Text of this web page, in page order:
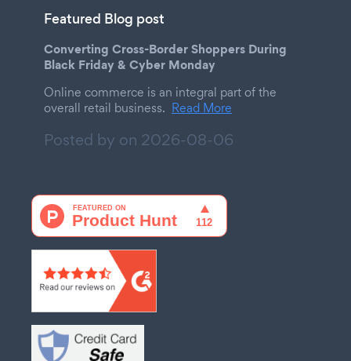
Featured Blog post
Converting Cross-Border Shoppers During
Black Friday & Cyber Monday
Online commerce is an integral part of the
overall retail business. Read More
Posted by on 2026-08-06